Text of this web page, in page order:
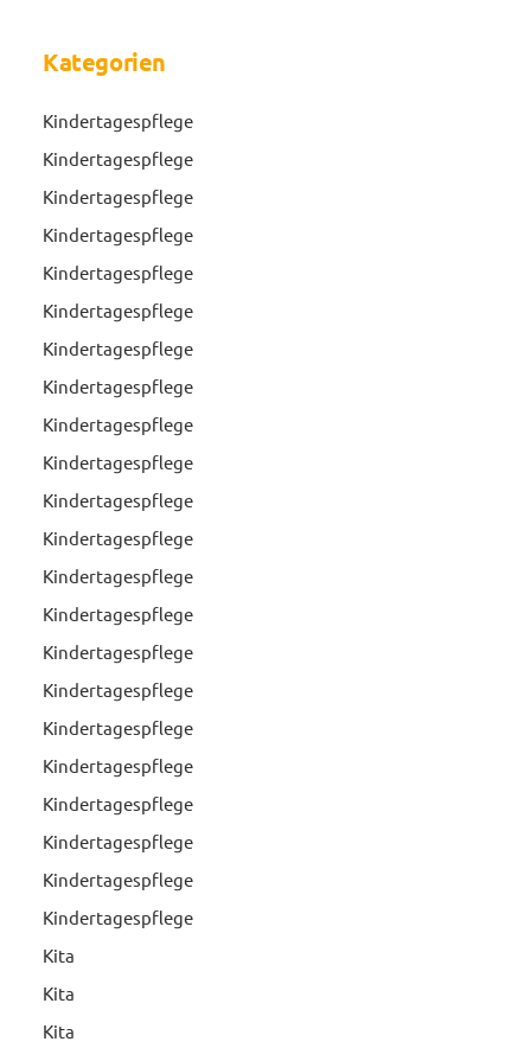
Kategorien
Kindertagespflege
Kindertagespflege
Kindertagespflege
Kindertagespflege
Kindertagespflege
Kindertagespflege
Kindertagespflege
Kindertagespflege
Kindertagespflege
Kindertagespflege
Kindertagespflege
Kindertagespflege
Kindertagespflege
Kindertagespflege
Kindertagespflege
Kindertagespflege
Kindertagespflege
Kindertagespflege
Kindertagespflege
Kindertagespflege
Kindertagespflege
Kindertagespflege
Kita
Kita
Kita